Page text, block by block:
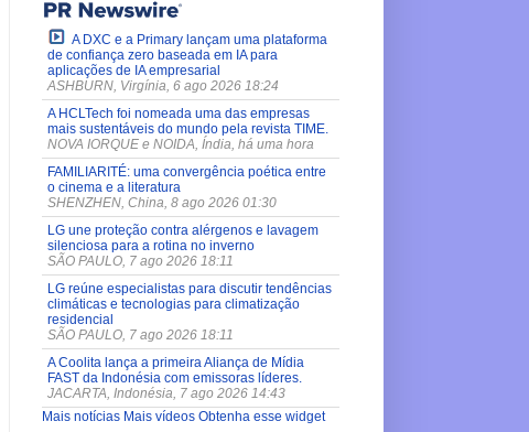
A DXC e a Primary lançam uma plataforma
de confiança zero baseada em IA para
aplicações de IA empresarial
ASHBURN, Virgínia, 6 ago 2026 18:24
A HCLTech foi nomeada uma das empresas
mais sustentáveis do mundo pela revista TIME.
NOVA IORQUE e NOIDA, Índia, há uma hora
FAMILIARITÉ: uma convergência poética entre
o cinema e a literatura
SHENZHEN, China, 8 ago 2026 01:30
LG une proteção contra alérgenos e lavagem
silenciosa para a rotina no inverno
SÃO PAULO, 7 ago 2026 18:11
LG reúne especialistas para discutir tendências
climáticas e tecnologias para climatização
residencial
SÃO PAULO, 7 ago 2026 18:11
A Coolita lança a primeira Aliança de Mídia
FAST da Indonésia com emissoras líderes.
JACARTA, Indonésia, 7 ago 2026 14:43
Mais notícias Mais vídeos Obtenha esse widget